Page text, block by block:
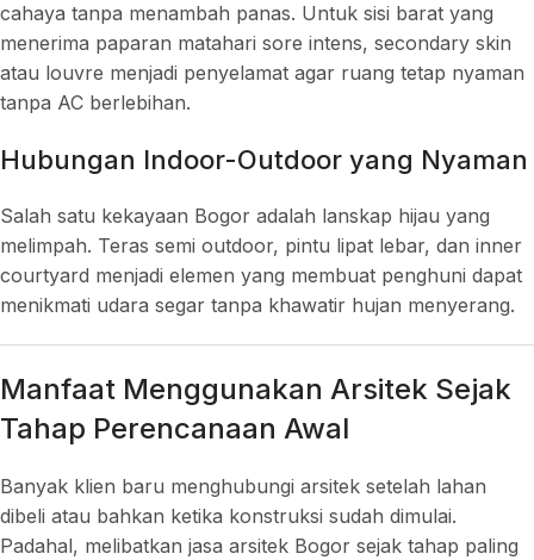
cahaya tanpa menambah panas. Untuk sisi barat yang
menerima paparan matahari sore intens, secondary skin
atau louvre menjadi penyelamat agar ruang tetap nyaman
tanpa AC berlebihan.
Hubungan Indoor-Outdoor yang Nyaman
Salah satu kekayaan Bogor adalah lanskap hijau yang
melimpah. Teras semi outdoor, pintu lipat lebar, dan inner
courtyard menjadi elemen yang membuat penghuni dapat
menikmati udara segar tanpa khawatir hujan menyerang.
Manfaat Menggunakan Arsitek Sejak
Tahap Perencanaan Awal
Banyak klien baru menghubungi arsitek setelah lahan
dibeli atau bahkan ketika konstruksi sudah dimulai.
Padahal, melibatkan jasa arsitek Bogor sejak tahap paling